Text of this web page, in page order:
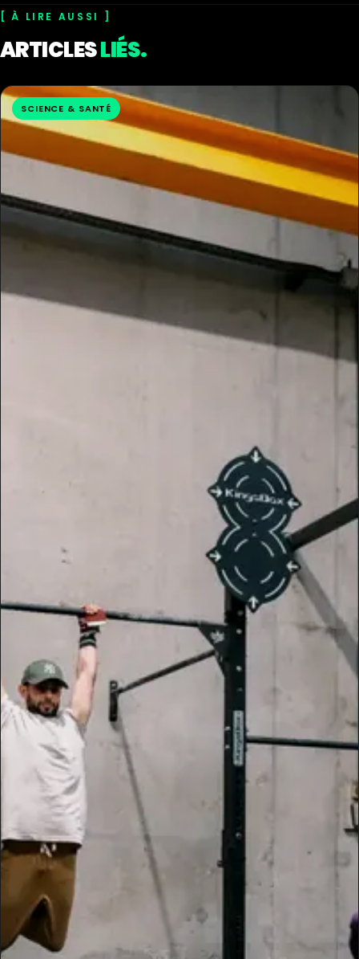
À LIRE AUSSI
ARTICLESLIÉS.
SCIENCE & SANTÉ